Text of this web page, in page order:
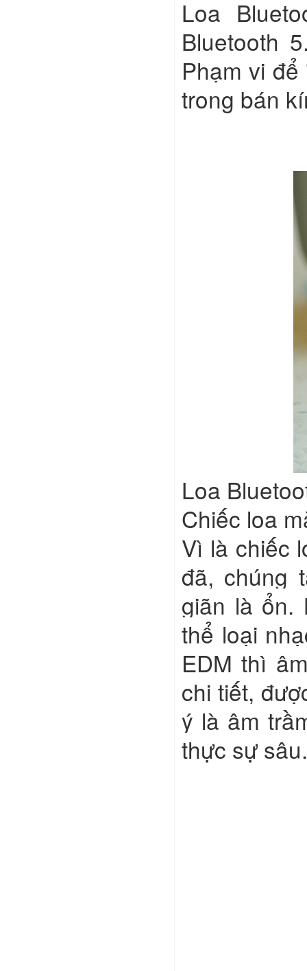
Loa
Bluetooth
Phạm vi
trong bán
Loa
Chiếc loa
Vì là chiếc
đã, chúng
giãn là ổn.
thể loại
EDM thì
chi tiết,
ý là âm
thực sự sâu.